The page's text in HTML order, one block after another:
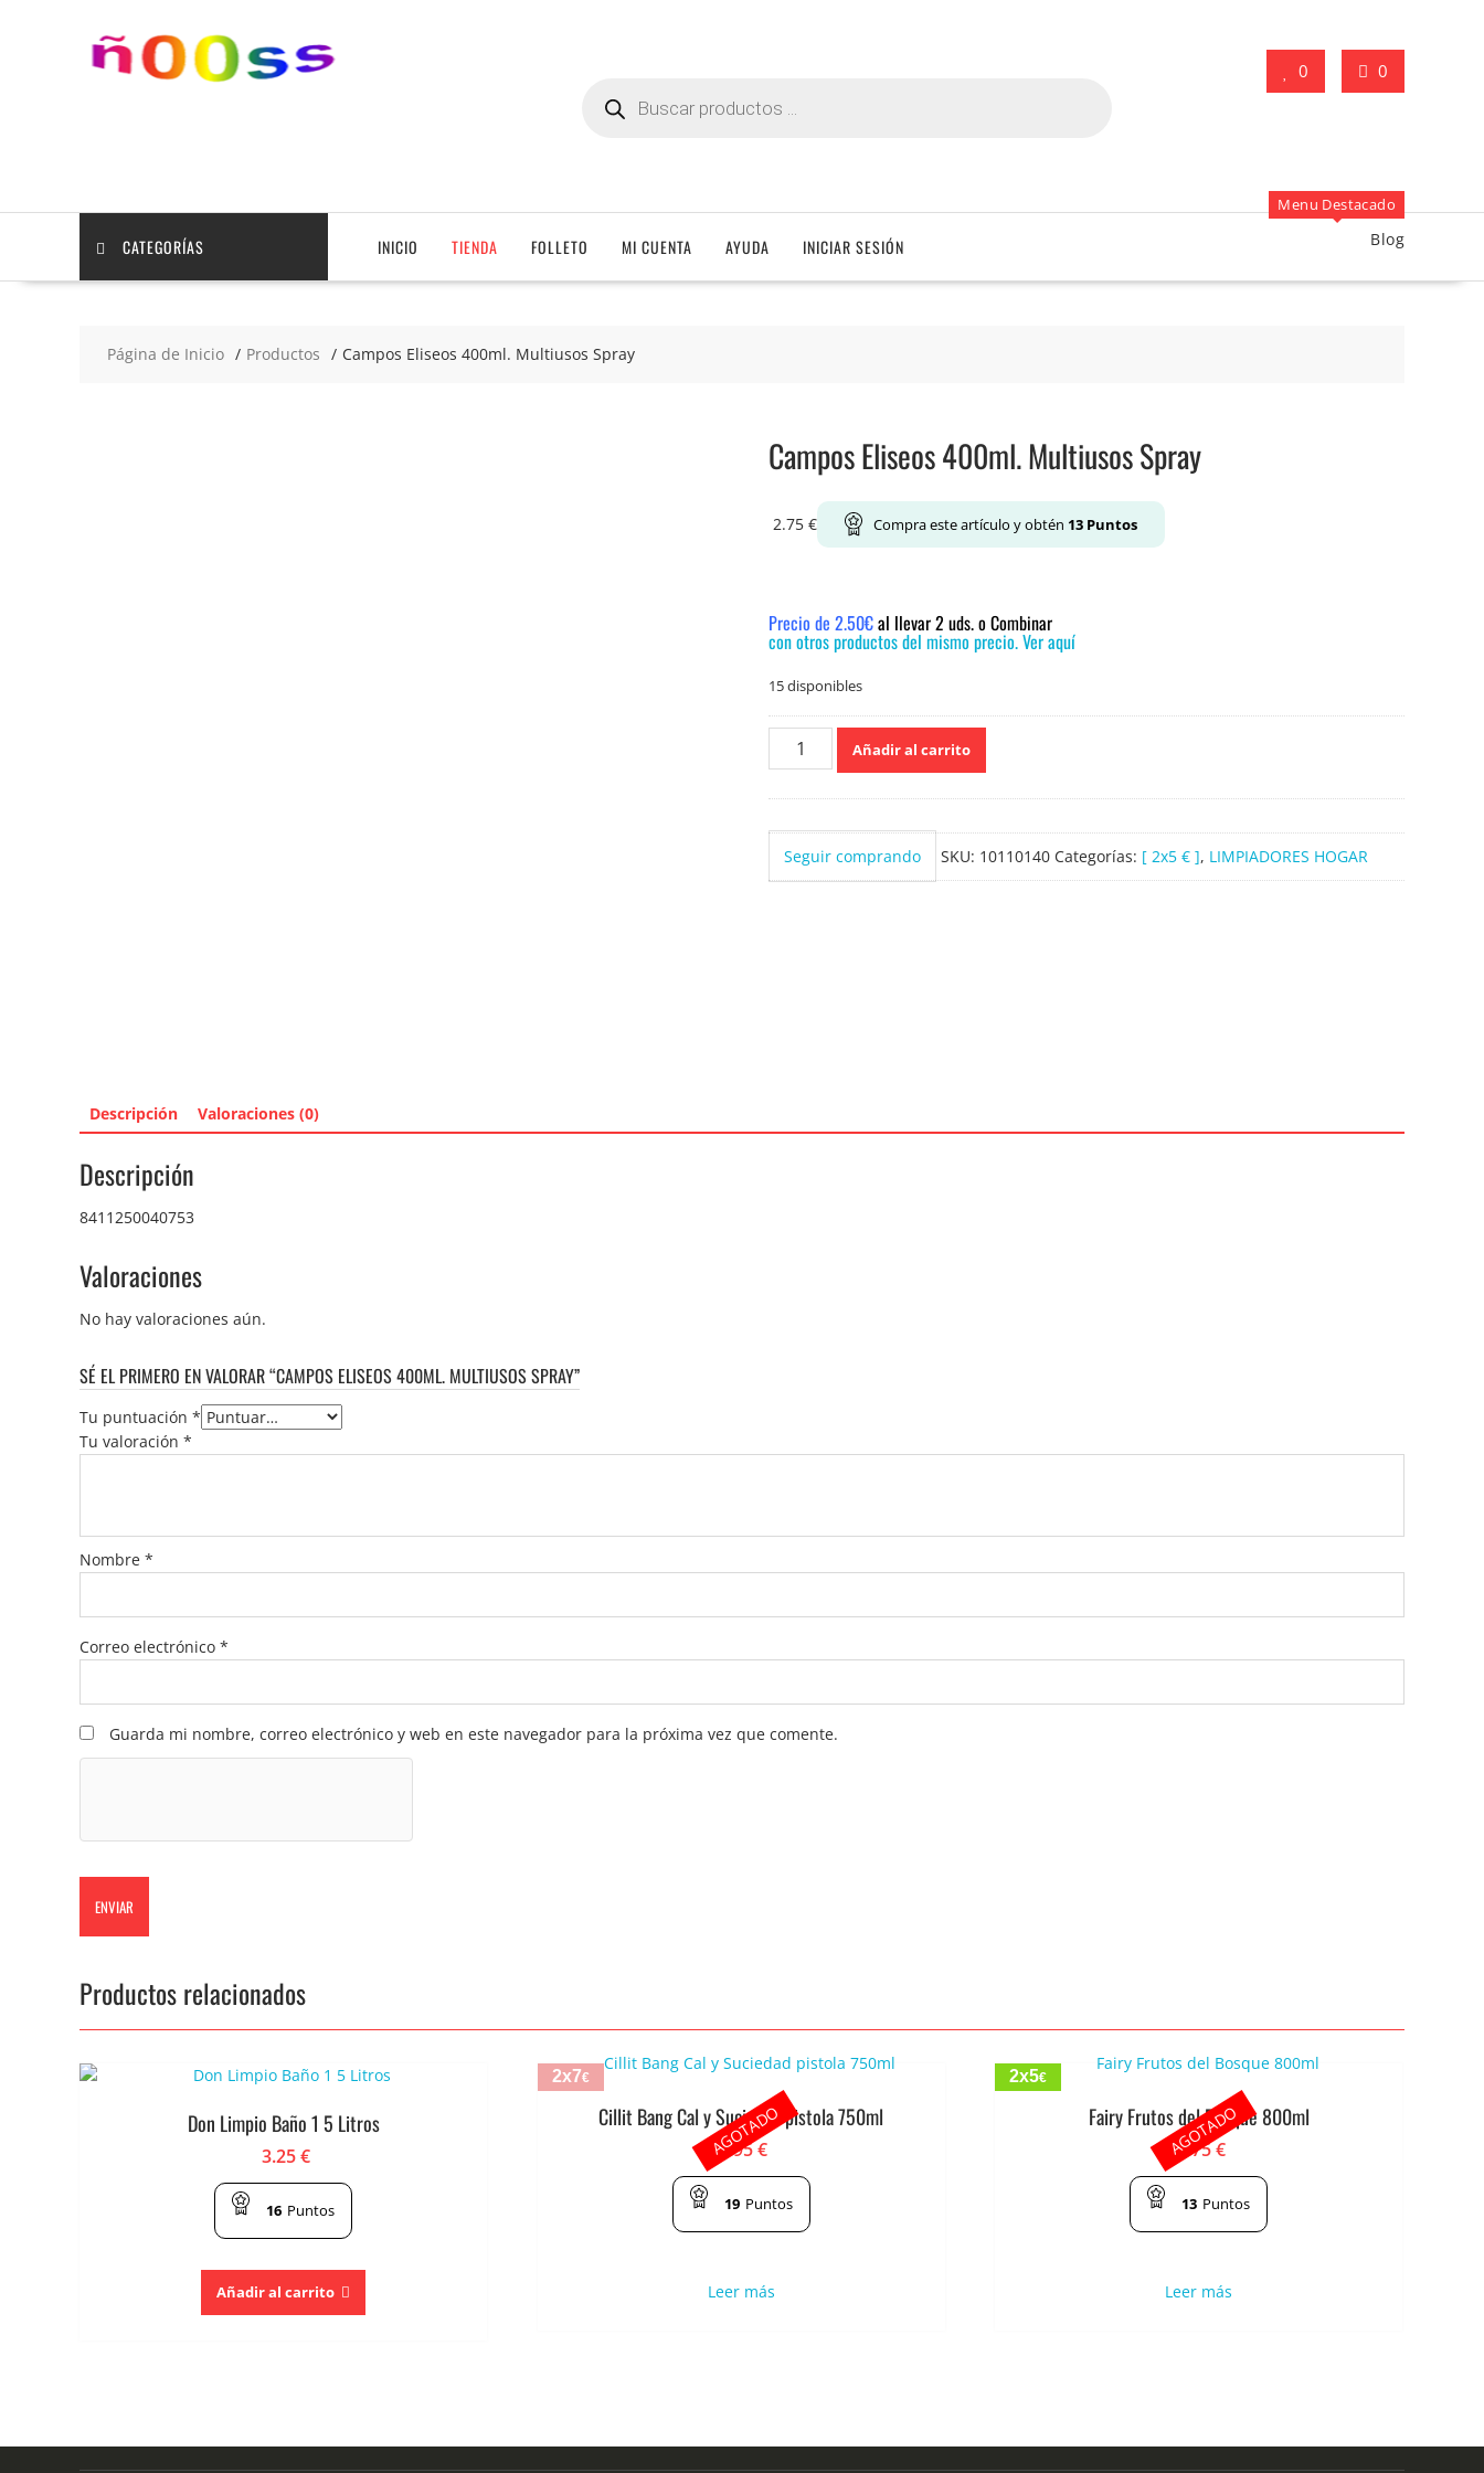
0 0
productos
CATEGORÍAS INICIO TIENDA FOLLETO MI CUENTA AYUDA INICIAR SESIÓN
Menu Destacado
Blog
Página de Inicio Productos Campos Eliseos 400ml. Multiusos Spray
Campos Eliseos 400ml. Multiusos Spray
2.75 € Compra este artículo y obtén 13 Puntos
Precio de 2.50€al llevar 2 uds. o Combinar
con otros productos del mismo precio. Ver aquí
15 disponibles
Campos
Spray
cantidad
Añadir al carrito
Seguir comprando SKU: 10110140 Categorías: [ 2x5 € ], LIMPIADORES HOGAR
Descripción Valoraciones (0)
Descripción
8411250040753
Valoraciones
No hay valoraciones aún.
SÉ EL PRIMERO EN VALORAR “CAMPOS ELISEOS 400ML. MULTIUSOS SPRAY”
Tu puntuación *
Tu valoración *
Nombre *
Correo electrónico *
Guarda mi nombre, correo electrónico y web en este navegador para la próxima vez que comente.
Productos relacionados
Don Limpio Baño 1 5 Litros
3.25€
16 Puntos
Añadir al carrito
2x7€
Cillit Bang Cal y Suciedad pistola 750ml
3.95€
19 Puntos
Leer más
AGOTADO
2x5€
Fairy Frutos del Bosque 800ml
2.75€
13 Puntos
Leer más
AGOTADO